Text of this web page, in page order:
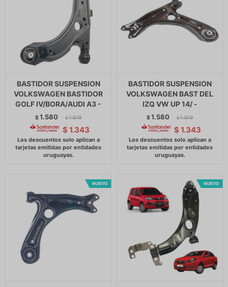
BASTIDOR SUSPENSION
VOLKSWAGEN BASTIDOR
GOLF IV/BORA/AUDI A3 -
$1.580 $ 1.619
$ 1.343
BASTIDOR SUSPENSION
VOLKSWAGEN BAST DEL
IZQ VW UP 14/ -
$1.580 $ 1.619
$ 1.343